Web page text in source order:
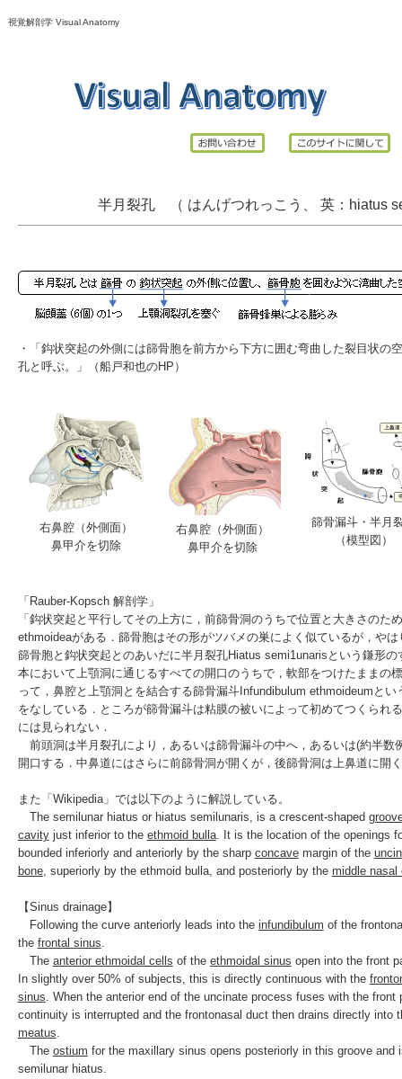
視覚解剖学 Visual Anatomy
半月裂孔 （ はんげつれっこう、 英：hiatus
・「鈎状突起の外側には篩骨胞を前方から下方に囲む弯曲した裂目状の
孔と呼ぶ。」（船戸和也のHP）
右鼻腔（外側面）
鼻甲介を切除
右鼻腔（外側面）
鼻甲介を切除
篩骨漏斗・半月
（模型図）
「Rauber-Kopsch 解剖学」
「鈎状突起と平行してその上方に，前篩骨洞のうちで位置と大きさのた
ethmoideaがある．篩骨胞はその形がツバメの巣によく似ているが，や
篩骨胞と鈎状突起とのあいだに半月裂孔Hiatus semi1unarisという鎌形
本において上顎洞に通じるすべての開口のうちで，軟部をつけたままの
って，鼻腔と上顎洞とを結合する篩骨漏斗Infundibulum ethmoideumと
をなしている．ところが篩骨漏斗は粘膜の被いによって初めてつくられ
には見られない．
前頭洞は半月裂孔により，あるいは篩骨漏斗の中へ，あるいは(約半数
開口する．中鼻道にはさらに前篩骨洞が開くが，後篩骨洞は上鼻道に開
また「Wikipedia」では以下のように解説している。
The semilunar hiatus or hiatus semilunaris, is a crescent-shaped
cavityjust inferior to the ethmoid bulla. It is the location of the openings
bounded inferiorly and anteriorly by the sharp concavemargin of the
bone, superiorly by the ethmoid bulla, and posteriorly by the middle nasal
【Sinus drainage】
Following the curve anteriorly leads into the infundibulum of the
the frontal sinus.
The anterior ethmoidal cells of the ethmoidal sinus open into the front
In slightly over 50% of subjects, this is directly continuous with the
sinus. When the anterior end of the uncinate process fuses with the front
continuity is interrupted and the frontonasal duct then drains directly into
meatus.
The ostium for the maxillary sinus opens posteriorly in this groove and
semilunar hiatus.